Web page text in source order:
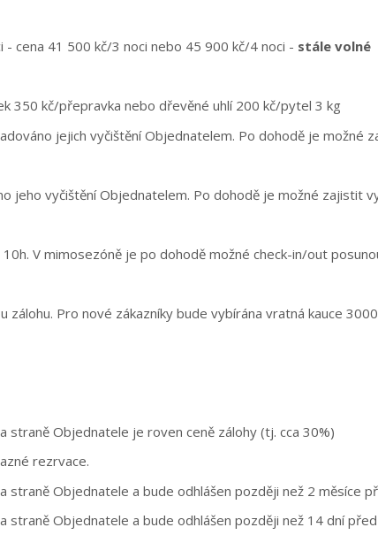
cena 41 500 kč/3 noci nebo 45 900 kč/4 noci - stále volné
350 kč/přepravka nebo dřevěné uhlí 200 kč/pytel 3 kg
jejich vyčištění Objednatelem. Po dohodě je možné
jeho vyčištění Objednatelem. Po dohodě je možné zajistit
V mimosezóně je po dohodě možné check-in/out
Pro nové zákazníky bude vybírána vratná kauce
Objednatele je roven ceně zálohy (tj. cca 30%)
rezrvace.
Objednatele a bude odhlášen později než 2 měsíce
Objednatele a bude odhlášen později než 14 dní